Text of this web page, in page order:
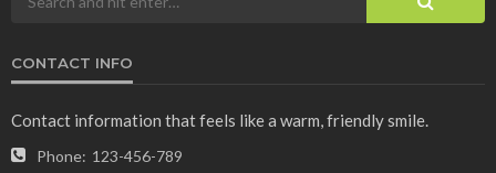
CONTACT INFO
Contact information that feels like a warm, friendly smile.
Phone: 123-456-789